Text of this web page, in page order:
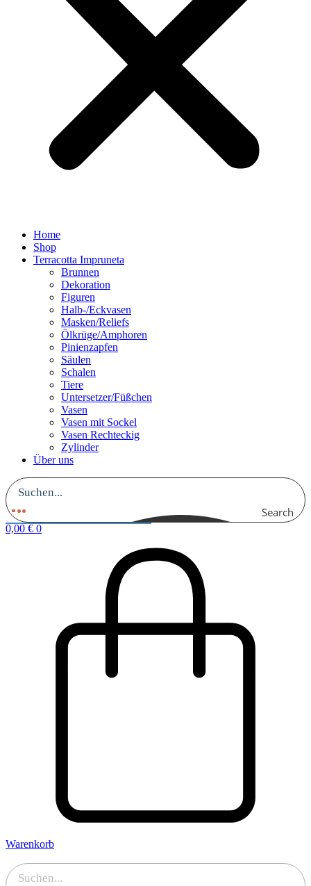
Home
Shop
Terracotta Impruneta
Brunnen
Dekoration
Figuren
Halb-/Eckvasen
Masken/Reliefs
Ölkrüge/Amphoren
Pinienzapfen
Säulen
Schalen
Tiere
Untersetzer/Füßchen
Vasen
Vasen mit Sockel
Vasen Rechteckig
Zylinder
Über uns
Search
0,00 € 0
Warenkorb